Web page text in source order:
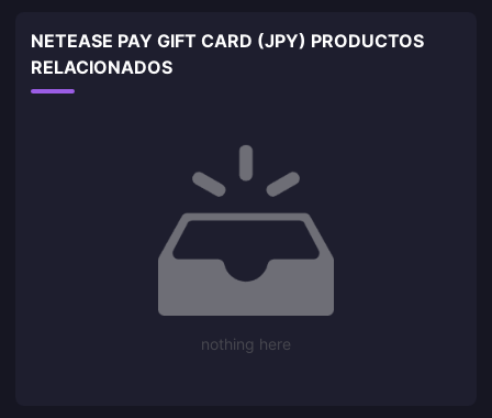
NETEASE PAY GIFT CARD (JPY) PRODUCTOS
RELACIONADOS
nothing here